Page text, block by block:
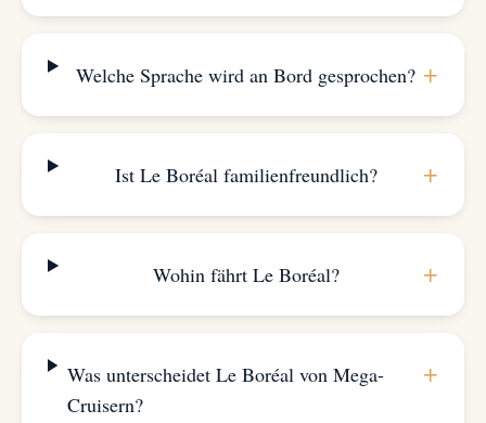
Welche Sprache wird an Bord gesprochen? +
Ist Le Boréal familienfreundlich? +
Wohin fährt Le Boréal? +
Was unterscheidet Le Boréal von Mega-
Cruisern?
+